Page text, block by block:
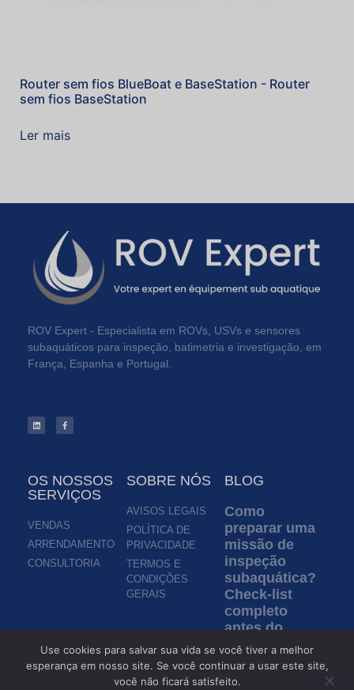
Router sem fios BlueBoat e BaseStation - Router
sem fios BaseStation
Ler mais
ROV Expert - Especialista em ROVs, USVs e sensores
subaquáticos para inspeção, batimetria e investigação, em
França, Espanha e Portugal.
OS NOSSOS
SERVIÇOS
VENDAS
ARRENDAMENTO
CONSULTORIA
SOBRE NÓS
AVISOS LEGAIS
POLÍTICA DE
PRIVACIDADE
TERMOS E
CONDIÇÕES
GERAIS
BLOG
Como
preparar uma
missão de
inspeção
subaquática?
Check-list
completo
antes do
lançamento
de um ROV
Ler mais »
Use cookies para salvar sua vida se você tiver a melhor
esperança em nosso site. Se você continuar a usar este site,
você não ficará satisfeito.